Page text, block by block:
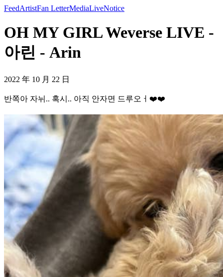
FeedArtistFan LetterMediaLiveNotice
OH MY GIRL Weverse LIVE -
아린 - Arin
2022 年 10 月 22 日
반쪽아 자뉘.. 혹시.. 아직 안자면 드루오ㅓ❤️❤️